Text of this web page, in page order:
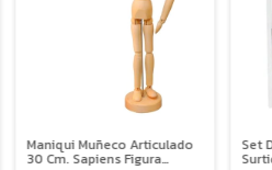
Maniqui Muñeco Articulado
30 Cm. Sapiens Figura
Set